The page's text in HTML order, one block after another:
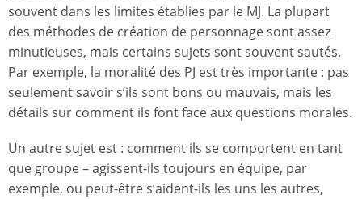
souvent dans les limites établies par le MJ. La plupart
des méthodes de création de personnage sont assez
minutieuses, mais certains sujets sont souvent sautés.
Par exemple, la moralité des PJ est très importante : pas
seulement savoir s’ils sont bons ou mauvais, mais les
détails sur comment ils font face aux questions morales.
Un autre sujet est : comment ils se comportent en tant
que groupe – agissent-ils toujours en équipe, par
exemple, ou peut-être s’aident-ils les uns les autres,